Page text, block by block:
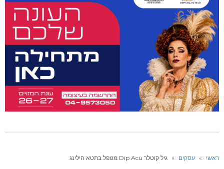
ראשי » עסקים » גיל קוטלר Dip Acu מטפל בתטא הילינג